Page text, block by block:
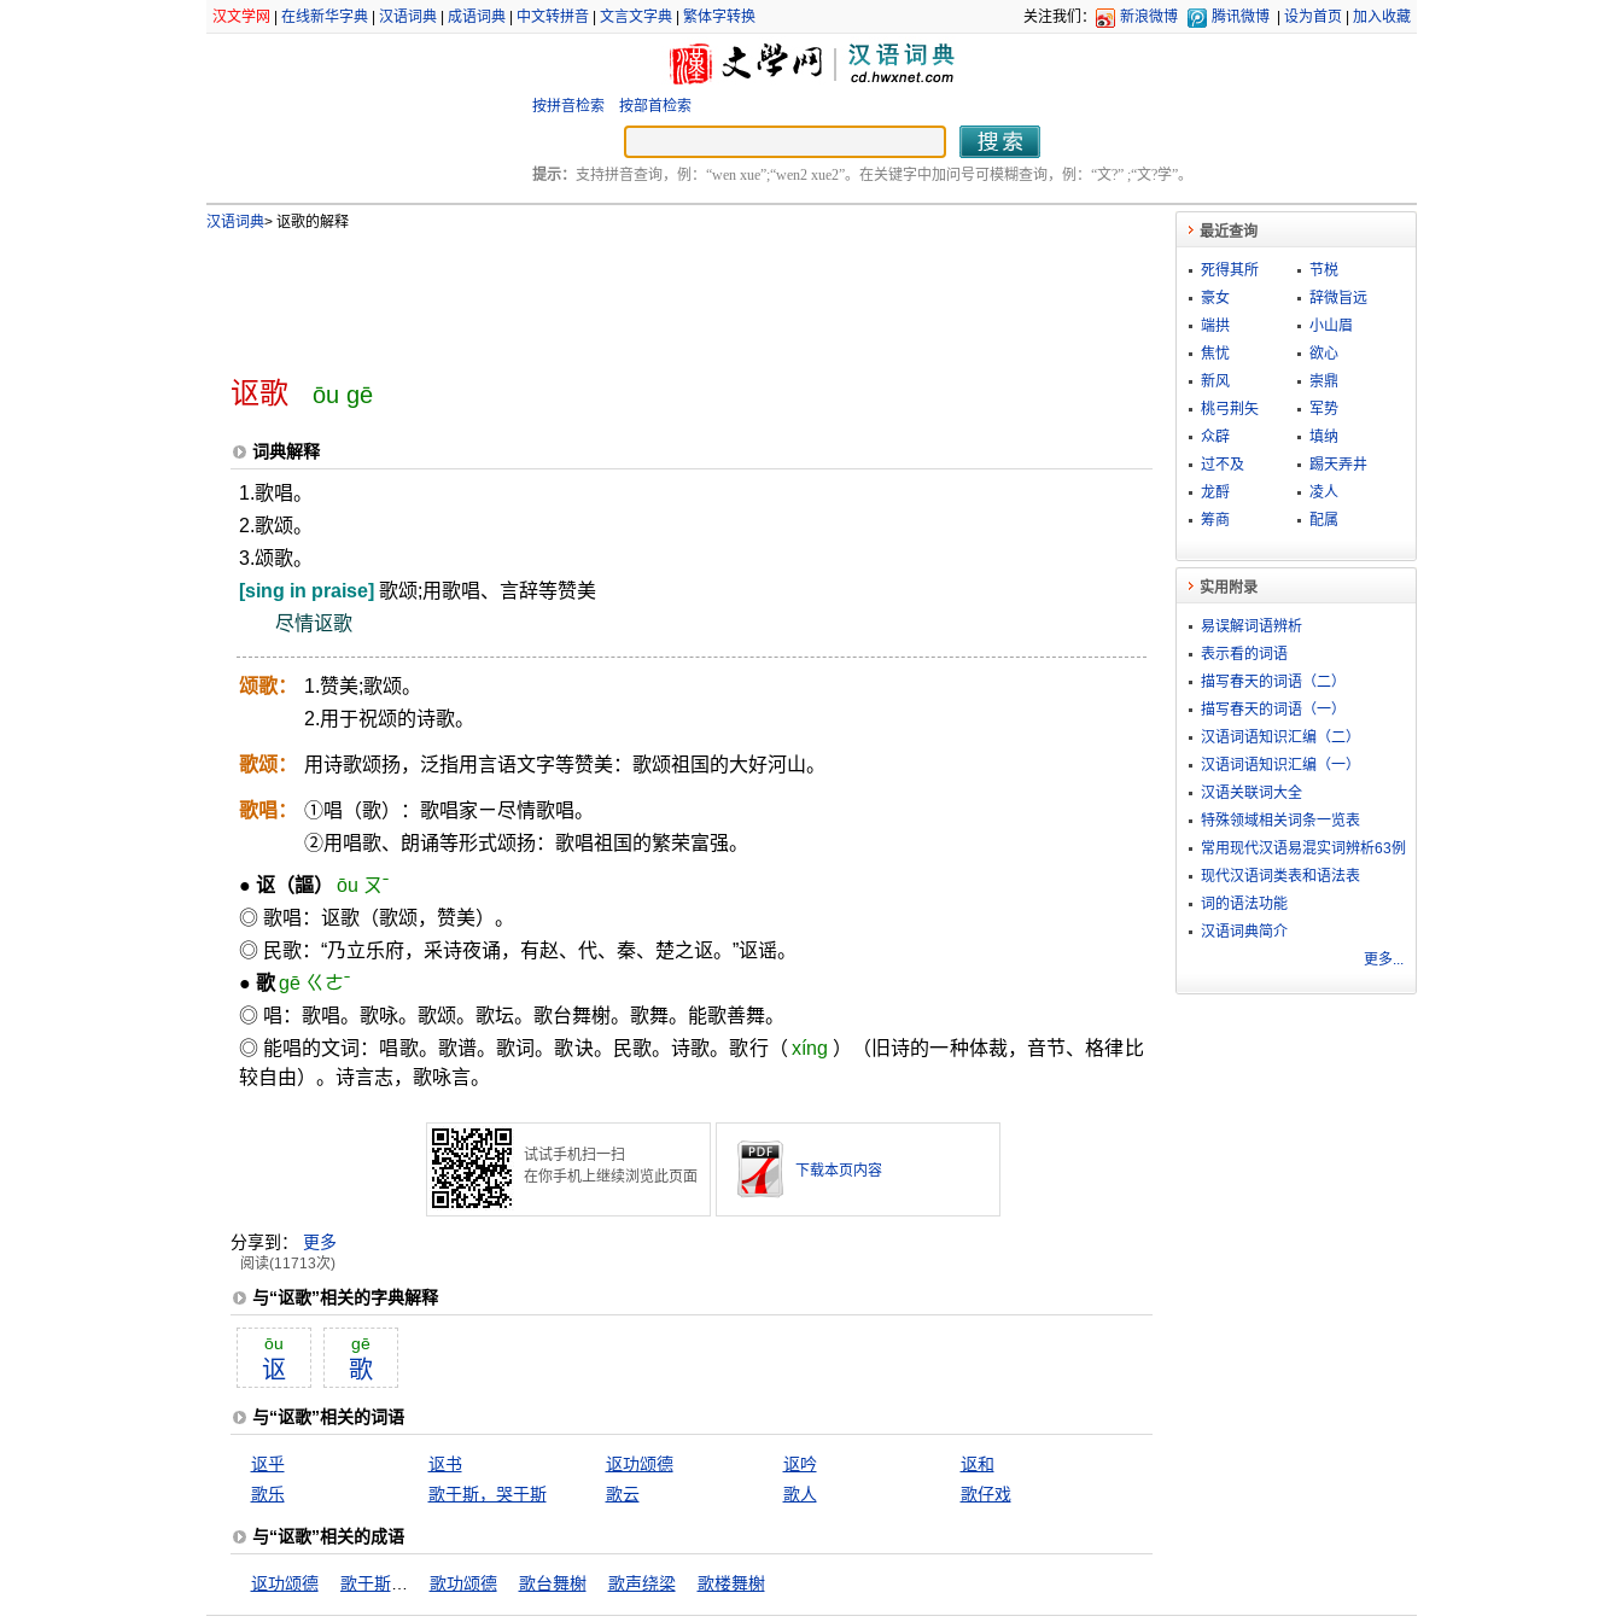
汉文学网 在线新华字典| 汉语词典| 成语词典| 中文转拼音| 文言文字典| 繁体字转换 关注我们： 新浪微博 腾讯微博 设为首页 加入收藏
按拼音检索 按部首检索
提示： 支持拼音查询，例：“wen xue”;“wen2 xue2”。在关键字中加问号可模糊查询，例：“文?” ;“文?学”。
汉语词典>讴歌的解释
讴歌 ōu gē
词典解释
1.歌唱。
2.歌颂。
3.颂歌。
[sing in praise] 歌颂;用歌唱、言辞等赞美
尽情讴歌
颂歌：
1.赞美;歌颂。
2.用于祝颂的诗歌。
歌颂： 用诗歌颂扬，泛指用言语文字等赞美：歌颂祖国的大好河山。
歌唱：
①唱（歌）：歌唱家ㄧ尽情歌唱。
②用唱歌、朗诵等形式颂扬：歌唱祖国的繁荣富强。
● 讴（謳）
ōu ㄡˉ
◎ 歌唱：讴歌（歌颂，赞美）。
◎ 民歌：“乃立乐府，采诗夜诵，有赵、代、秦、楚之讴。”讴谣。
● 歌 gē ㄍㄜˉ
◎ 唱：歌唱。歌咏。歌颂。歌坛。歌台舞榭。歌舞。能歌善舞。
◎ 能唱的文词：唱歌。歌谱。歌词。歌诀。民歌。诗歌。歌行（ xíng ）（旧诗的一种体裁，音节、格律比
较自由）。诗言志，歌咏言。
试试手机扫一扫
在你手机上继续浏览此页面
下载本页内容
分享到： 更多
阅读(11713次)
与“讴歌”相关的字典解释
ōu
讴
gē
歌
与“讴歌”相关的词语
讴乎 讴书 讴功颂德 讴吟
讴和
歌乐
歌于斯，哭于斯 歌云 歌人 歌仔戏
与“讴歌”相关的成语
讴功颂德 歌于斯，哭于斯 歌功颂德 歌台舞榭 歌声绕梁 歌楼舞榭
最近查询
死得其所
节棁
豪女
辞微旨远
端拱
小山眉
焦忧
欲心
新风
崇鼎
桃弓荆矢
军势
众辟
填纳
过不及
踢天弄井
龙酹
凌人
筹商
配属
实用附录
易误解词语辨析
表示看的词语
描写春天的词语（二）
描写春天的词语（一）
汉语词语知识汇编（二）
汉语词语知识汇编（一）
汉语关联词大全
特殊领域相关词条一览表
常用现代汉语易混实词辨析63例
现代汉语词类表和语法表
词的语法功能
汉语词典简介
更多...